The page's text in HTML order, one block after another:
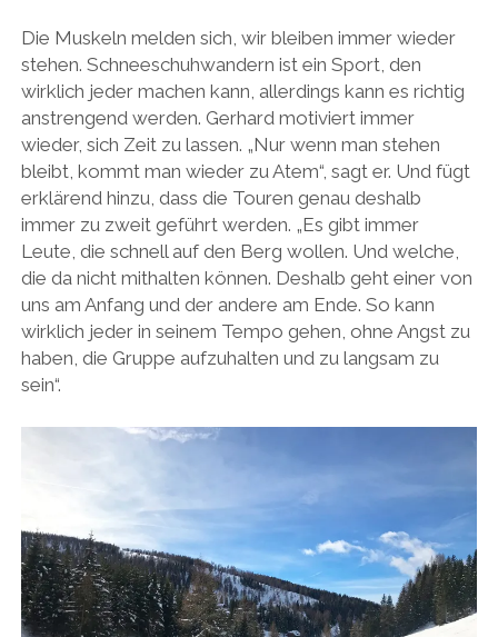
Die Muskeln melden sich, wir bleiben immer wieder
stehen. Schneeschuhwandern ist ein Sport, den
wirklich jeder machen kann, allerdings kann es richtig
anstrengend werden. Gerhard motiviert immer
wieder, sich Zeit zu lassen. „Nur wenn man stehen
bleibt, kommt man wieder zu Atem“, sagt er. Und fügt
erklärend hinzu, dass die Touren genau deshalb
immer zu zweit geführt werden. „Es gibt immer
Leute, die schnell auf den Berg wollen. Und welche,
die da nicht mithalten können. Deshalb geht einer von
uns am Anfang und der andere am Ende. So kann
wirklich jeder in seinem Tempo gehen, ohne Angst zu
haben, die Gruppe aufzuhalten und zu langsam zu
sein“.